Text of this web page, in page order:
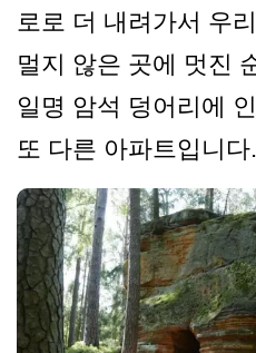
로로 더 내려가서 우
멀지 않은 곳에 멋진
일명 암석 덩어리에
또 다른 아파트입니다.